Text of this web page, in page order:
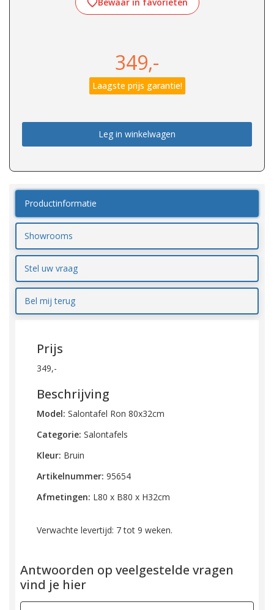
349,-
Laagste prijs garantie!
Leg in winkelwagen
Productinformatie
Showrooms
Stel uw vraag
Bel mij terug
Prijs
349,-
Beschrijving
Model: Salontafel Ron 80x32cm
Categorie: Salontafels
Kleur: Bruin
Artikelnummer: 95654
Afmetingen: L80 x B80 x H32cm
Verwachte levertijd: 7 tot 9 weken.
Antwoorden op veelgestelde vragen
vind je hier